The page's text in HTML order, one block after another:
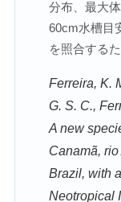
分布、最大
60cm水槽目
を照合する
Ferreira, K.
G. S. C.,
A new
Canamã,
Brazil, with
Neotropical